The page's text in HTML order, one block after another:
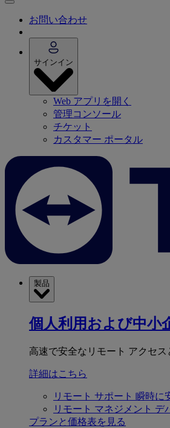
お問い合わせ
サインイン
Web アプリを開く
管理コンソール
チケット
カスタマー ポータル
製品
個人利用および中小
高速で安全なリモート アクセス
詳細はこちら
リモート サポート 瞬時に
リモート マネジメント デ
プランと価格表を見る